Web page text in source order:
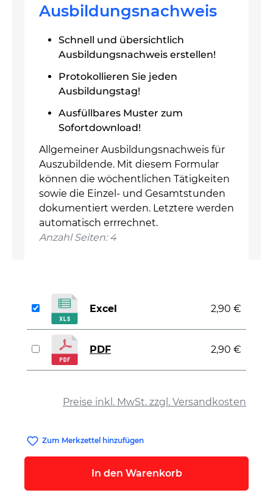
Ausbildungsnachweis
Schnell und übersichtlich
Ausbildungsnachweis erstellen!
Protokollieren Sie jeden
Ausbildungstag!
Ausfüllbares Muster zum
Sofortdownload!
Allgemeiner Ausbildungsnachweis für
Auszubildende. Mit diesem Formular
können die wöchentlichen Tätigkeiten
sowie die Einzel- und Gesamtstunden
dokumentiert werden. Letztere werden
automatisch errrechnet.
Anzahl Seiten: 4
Preise inkl. MwSt. zzgl. Versandkosten
Excel 2,90 €
PDF 2,90 €
Zum Merkzettel hinzufügen
In den Warenkorb